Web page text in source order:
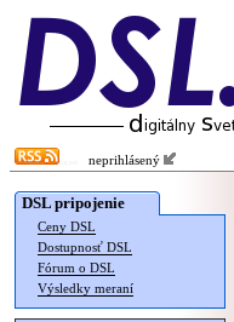
neprihlásený
DSL pripojenie
Ceny DSL
Dostupnosť DSL
Fórum o DSL
Výsledky meraní